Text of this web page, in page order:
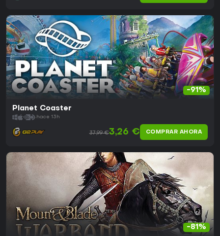
-91%
Planet Coaster
hace 13h
37,99 €3,26 € COMPRAR AHORA
-81%